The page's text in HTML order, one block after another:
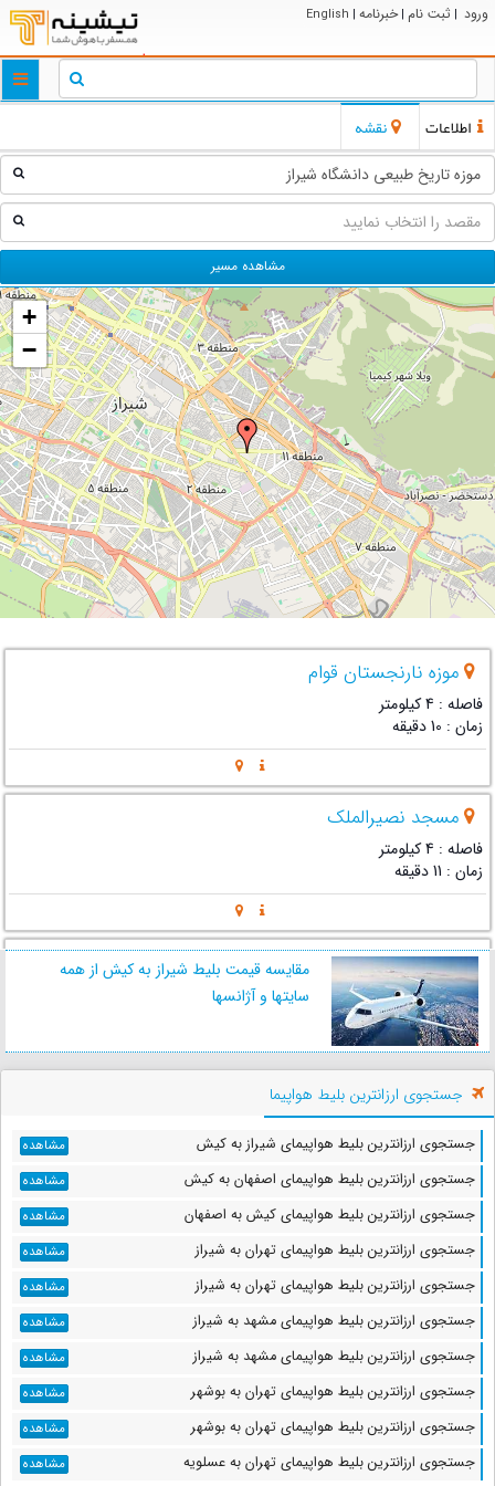
ورود | ثبت نام | خبرنامه |
English
اطلاعات نقشه
مشاهده مسیر
+
−
موزه نارنجستان قوام
فاصله : 4 کیلومتر
زمان : 10 دقیقه
مسجد نصیرالملک
فاصله : 4 کیلومتر
زمان : 11 دقیقه
مسجد جامع عتیق
فاصله : 5 کیلومتر
زمان : 13 دقیقه
خانه زینت الملوک
فاصله : 5 کیلومتر
زمان : 13 دقیقه
حمام وکیل
فاصله : 5 کیلومتر
زمان : 15 دقیقه
ارگ کریم خان زند
فاصله : 5 کیلومتر
زمان : 12 دقیقه
مقایسه قیمت بلیط شیراز به کیش از همه
سایتها و آژانسها
جستجوی ارزانترین بلیط هواپیما
جستجوی ارزانترین بلیط هواپیمای شیراز به کیش مشاهده
جستجوی ارزانترین بلیط هواپیمای اصفهان به کیش مشاهده
جستجوی ارزانترین بلیط هواپیمای کیش به اصفهان مشاهده
جستجوی ارزانترین بلیط هواپیمای تهران به شیراز مشاهده
جستجوی ارزانترین بلیط هواپیمای تهران به شیراز مشاهده
جستجوی ارزانترین بلیط هواپیمای مشهد به شیراز مشاهده
جستجوی ارزانترین بلیط هواپیمای مشهد به شیراز مشاهده
جستجوی ارزانترین بلیط هواپیمای تهران به بوشهر مشاهده
جستجوی ارزانترین بلیط هواپیمای تهران به بوشهر مشاهده
جستجوی ارزانترین بلیط هواپیمای تهران به عسلویه مشاهده